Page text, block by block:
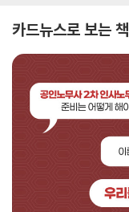
카드뉴스로 보는 책